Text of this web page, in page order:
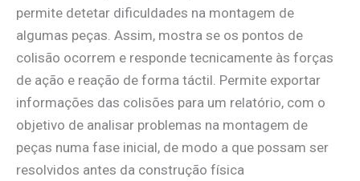
permite detetar dificuldades na montagem de
algumas peças. Assim, mostra se os pontos de
colisão ocorrem e responde tecnicamente às forças
de ação e reação de forma táctil. Permite exportar
informações das colisões para um relatório, com o
objetivo de analisar problemas na montagem de
peças numa fase inicial, de modo a que possam ser
resolvidos antes da construção física